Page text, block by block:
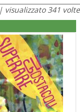
341 volte